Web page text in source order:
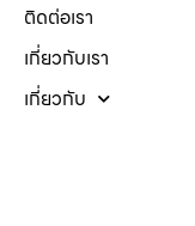
ติดต่อเรา
เกี่ยวกับเรา
เกี่ยวกับ